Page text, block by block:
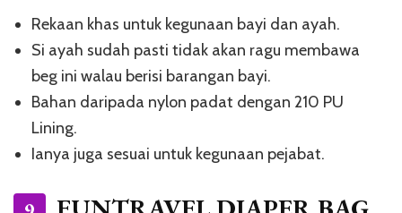
Rekaan khas untuk kegunaan bayi dan ayah.
Si ayah sudah pasti tidak akan ragu membawa
beg ini walau berisi barangan bayi.
Bahan daripada nylon padat dengan 210 PU
Lining.
Ianya juga sesuai untuk kegunaan pejabat.